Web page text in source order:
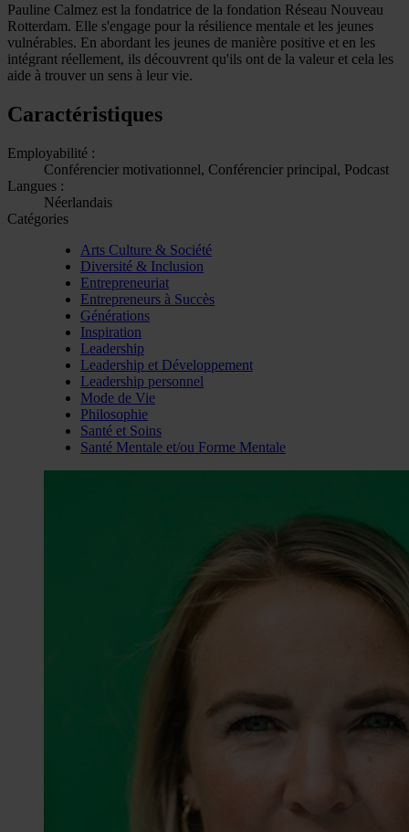
Pauline Calmez est la fondatrice de la fondation Réseau Nouveau
Rotterdam. Elle s'engage pour la résilience mentale et les jeunes
vulnérables. En abordant les jeunes de manière positive et en les
intégrant réellement, ils découvrent qu'ils ont de la valeur et cela les
aide à trouver un sens à leur vie.
Caractéristiques
Employabilité :
Conférencier motivationnel, Conférencier principal, Podcast
Langues :
Néerlandais
Catégories
Arts Culture & Société
Diversité & Inclusion
Entrepreneuriat
Entrepreneurs à Succès
Générations
Inspiration
Leadership
Leadership et Développement
Leadership personnel
Mode de Vie
Philosophie
Santé et Soins
Santé Mentale et/ou Forme Mentale